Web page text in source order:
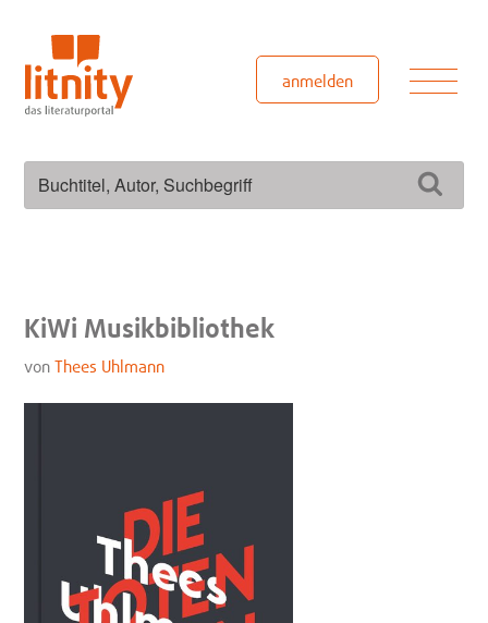
springen
anmelden
KiWi Musikbibliothek
vonThees Uhlmann